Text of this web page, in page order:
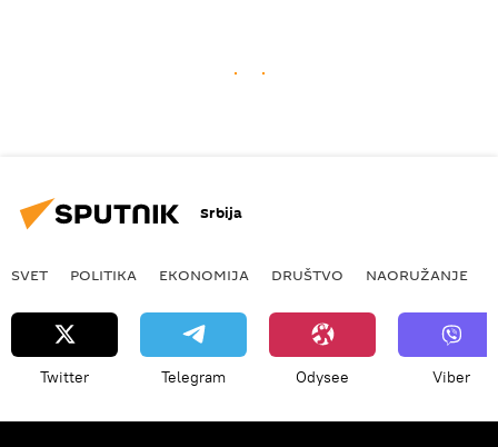
Srbija
SVET POLITIKA EKONOMIJA DRUŠTVO NAORUŽANJE
Twitter Telegram Odysee Viber